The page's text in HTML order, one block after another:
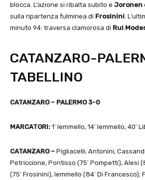
blocca. L’azione si ribalta subito e Joronen
sulla ripartenza fulminea di Frosinini.
minuto 94: traversa clamorosa di Rui
CATANZARO-
TABELLINO
CATANZARO – PALERMO 3-0
MARCATORI: 1′ Iemmello, 14′ Iemmello, 40′
CATANZARO – Pigliacelli; Antonini,
Petriccione, Pontisso (75′ Pompetti), Alesi
(75′ Frosinini), Iemmello (84′ Di Francesco);